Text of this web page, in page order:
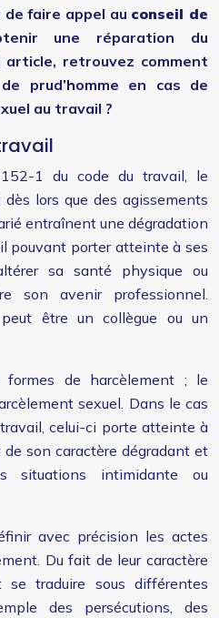
faire appel au conseil de
une réparation du
article, retrouvez comment
prud’homme en cas de
au travail ?
1 du code du travail, le
lors que des agissements
entraînent une dégradation
pouvant porter atteinte à ses
sa santé physique ou
son avenir professionnel.
peut être un collègue ou un
de harcèlement ; le
sexuel. Dans le cas
celui-ci porte atteinte à
son caractère dégradant et
situations intimidante ou
avec précision les actes
Du fait de leur caractère
traduire sous différentes
des persécutions, des